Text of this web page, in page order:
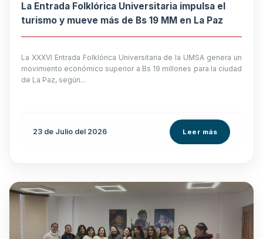
La Entrada Folklórica Universitaria impulsa el
turismo y mueve más de Bs 19 MM en La Paz
La XXXVI Entrada Folklórica Universitaria de la UMSA genera un
movimiento económico superior a Bs 19 millones para la ciudad
de La Paz, según...
23 de Julio del 2026 Leer más